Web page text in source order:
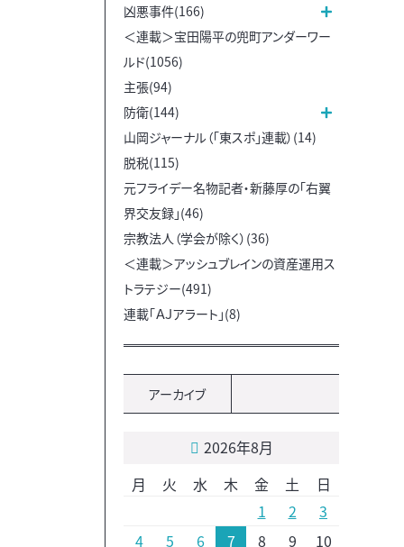
凶悪事件(166)
＜連載＞宝田陽平の兜町アンダーワー
ルド(1056)
主張(94)
防衛(144)
山岡ジャーナル（「東スポ」連載）(14)
脱税(115)
元フライデー名物記者・新藤厚の「右翼
界交友録」(46)
宗教法人（学会が除く）(36)
＜連載＞アッシュブレインの資産運用ス
トラテジー(491)
連載「ＡＪアラート」(8)
アーカイブ
2026年8月
月
火 水 木 金 土
日
1
2
3
4
5 6 7 8 9 10